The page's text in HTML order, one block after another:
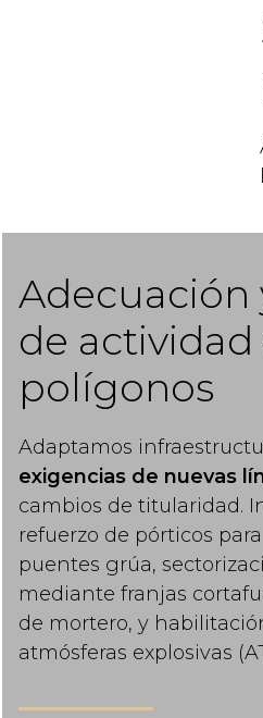
Adecuación
de actividad
polígonos
Adaptamos
exigencias de nuevas
cambios de titularidad.
refuerzo de pórticos
puentes grúa,
mediante franjas
de mortero, y
atmósferas explosivas